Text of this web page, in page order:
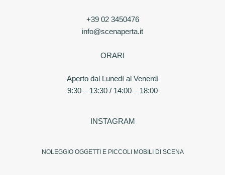
+39 02 3450476
info@scenaperta.it
ORARI
Aperto dal Lunedì al Venerdì
9:30 – 13:30 / 14:00 – 18:00
INSTAGRAM
NOLEGGIO OGGETTI E PICCOLI MOBILI DI SCENA